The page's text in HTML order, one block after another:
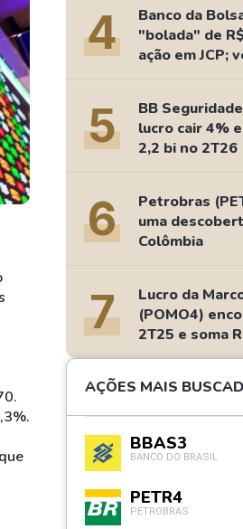
4
Banco da
"bolada" de
ação em JCP;
5
BB
lucro cair 4%
2,2 bi no 2T26
6
Petrobras
uma
Colômbia
7
Lucro da
(POMO4)
2T25 e soma
milhões
AÇÕES MAIS
BBAS3
BANCO DO BRASIL
PETR4
PETROBRAS